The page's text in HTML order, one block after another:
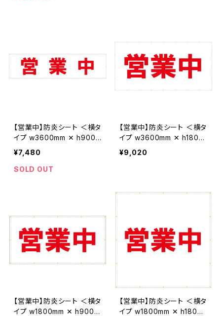
【営業中】防炎シート ＜横タ
イプ w3600mm ✕ h900m
m＞ ターポリン製 足場幕
養生幕 横断幕 懸垂幕 シー
ト看板
¥7,480
SOLD OUT
【営業中】防炎シート ＜横タ
イプ w3600mm ✕ h1800
mm＞ ターポリン製 足場幕
養生幕 横断幕 懸垂幕 シー
¥9,020
【営業中】防炎シート ＜横タ
イプ w1800mm ✕ h900m
【営業中】防炎シート ＜横タ
イプ w1800mm ✕ h1800